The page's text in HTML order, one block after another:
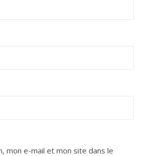
mon e-mail et mon site dans le